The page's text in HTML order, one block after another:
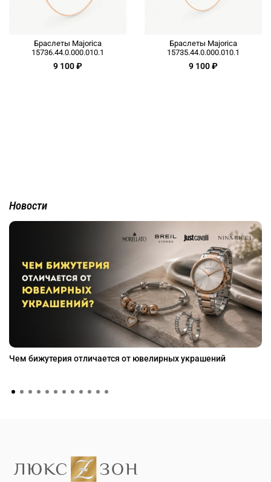
Браслеты Majorica
15736.44.0.000.010.1
9 100 ₽
Браслеты Majorica
15735.44.0.000.010.1
9 100 ₽
Новости
Чем бижутерия отличается от ювелирных украшений